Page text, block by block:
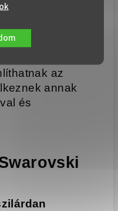
Önt arra is,
az
annak
és